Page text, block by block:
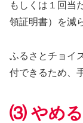
もしくは１回当
領証明書）を減
ふるさとチョイ
付できるため、
⑶ やめる